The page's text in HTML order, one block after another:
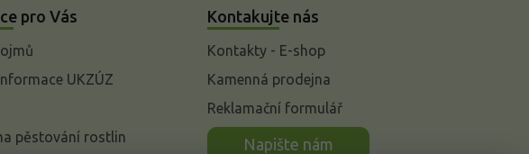
pro Vás
UKZÚZ
pěstování rostlin
Kontakujte nás
Kontakty - E-shop
Kamenná prodejna
Reklamační formulář
Napište nám